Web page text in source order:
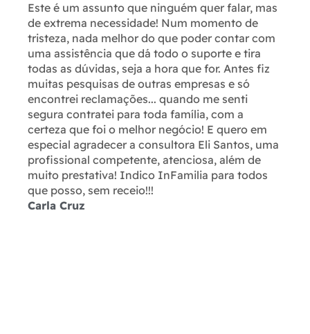
Este é um assunto que ninguém quer falar, mas
de extrema necessidade! Num momento de
tristeza, nada melhor do que poder contar com
uma assistência que dá todo o suporte e tira
todas as dúvidas, seja a hora que for. Antes fiz
muitas pesquisas de outras empresas e só
encontrei reclamações... quando me senti
segura contratei para toda família, com a
certeza que foi o melhor negócio! E quero em
especial agradecer a consultora Eli Santos, uma
profissional competente, atenciosa, além de
muito prestativa! Indico InFamilia para todos
que posso, sem receio!!!
Carla Cruz